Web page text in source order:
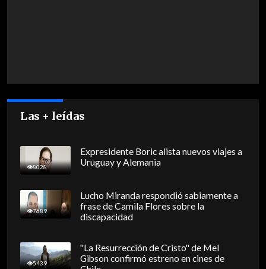
Las + leídas
8028
Expresidente Boric alista nuevos viajes a
Uruguay y Alemania
7689
Lucho Miranda respondió sabiamente a
frase de Camila Flores sobre la
discapacidad
5439
"La Resurrección de Cristo" de Mel
Gibson confirmó estreno en cines de